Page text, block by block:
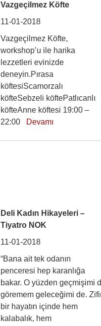
Vazgeçilmez Köfte
11-01-2018
Vazgeçilmez Köfte,
workshop’u ile harika
lezzetleri evinizde
deneyin.Pırasa
köftesiScamorzalı
köfteSebzeli köftePatlıcanlı
köfteAnne köftesi 19:00 –
22:00 Devamı
Deli Kadın Hikayeleri –
Tiyatro NOK
11-01-2018
“Bana ait tek odanın
penceresi hep karanlığa
bakar. O yüzden geçmişimi
göremem geleceğimi de.
bir hayatın içinde hem
kalabalık, hem